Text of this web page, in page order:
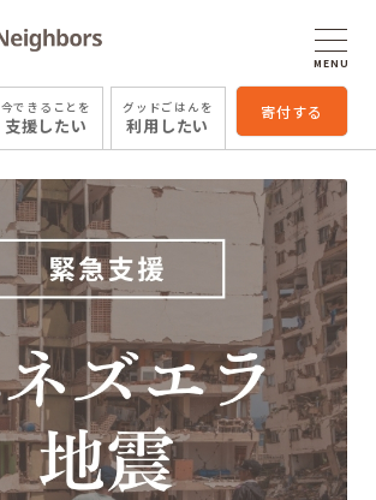
今できることを
支援したい
グッドごはんを
利用したい
寄付する
MENU